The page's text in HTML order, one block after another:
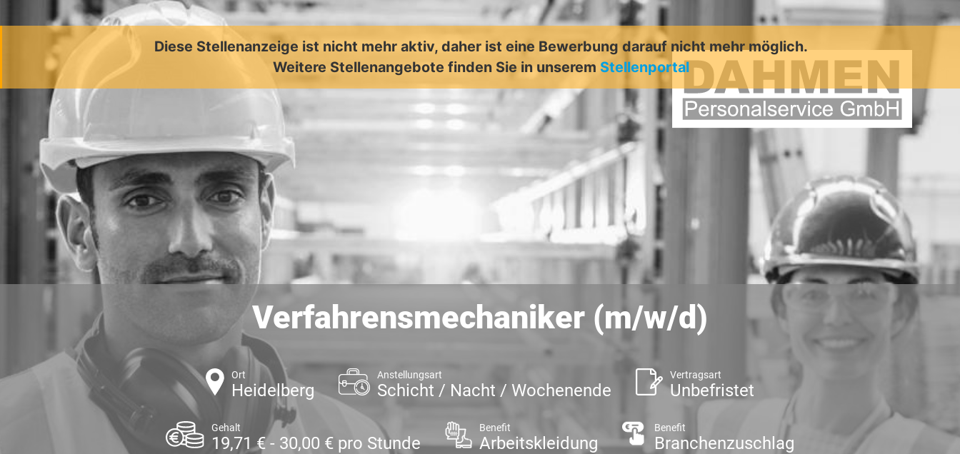
Diese Stellenanzeige ist nicht mehr aktiv, daher ist eine Bewerbung darauf nicht mehr möglich.
Weitere Stellenangebote finden Sie in unserem Stellenportal
Verfahrensmechaniker (m/w/d)
Ort
Heidelberg
Anstellungsart
Schicht / Nacht / Wochenende
Vertragsart
Unbefristet
Gehalt
19,71 € - 30,00 € pro Stunde
Benefit
Arbeitskleidung
Benefit
Branchenzuschlag